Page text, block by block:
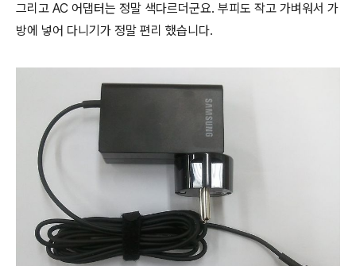
그리고 AC 어댑터는 정말 색다르더군요. 부피도 작고 가벼워서 가
방에 넣어 다니기가 정말 편리 했습니다.